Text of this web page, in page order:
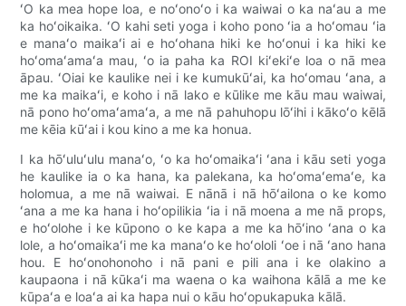
ʻO ka mea hope loa, e noʻonoʻo i ka waiwai o ka naʻau a me
ka hoʻoikaika. ʻO kahi seti yoga i koho pono ʻia a hoʻomau ʻia
e manaʻo maikaʻi ai e hoʻohana hiki ke hoʻonui i ka hiki ke
hoʻomaʻamaʻa mau, ʻo ia paha ka ROI kiʻekiʻe loa o nā mea
āpau. ʻOiai ke kaulike nei i ke kumukūʻai, ka hoʻomau ʻana, a
me ka maikaʻi, e koho i nā lako e kūlike me kāu mau waiwai,
nā pono hoʻomaʻamaʻa, a me nā pahuhopu lōʻihi i kākoʻo kēlā
me kēia kūʻai i kou kino a me ka honua.
I ka hōʻuluʻulu manaʻo, ʻo ka hoʻomaikaʻi ʻana i kāu seti yoga
he kaulike ia o ka hana, ka palekana, ka hoʻomaʻemaʻe, ka
holomua, a me nā waiwai. E nānā i nā hōʻailona o ke komo
ʻana a me ka hana i hoʻopilikia ʻia i nā moena a me nā props,
e hoʻolohe i ke kūpono o ke kapa a me ka hōʻino ʻana o ka
lole, a hoʻomaikaʻi me ka manaʻo ke hoʻololi ʻoe i nā ʻano hana
hou. E hoʻonohonoho i nā pani e pili ana i ke olakino a
kaupaona i nā kūkaʻi ma waena o ka waihona kālā a me ke
kūpaʻa e loaʻa ai ka hapa nui o kāu hoʻopukapuka kālā.